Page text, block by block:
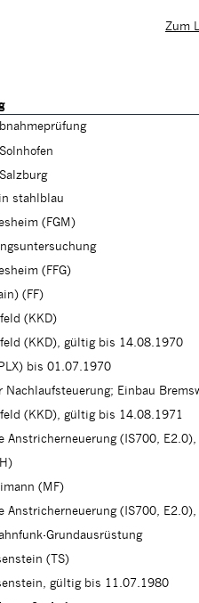
Zum
stahlblau
(FGM)
(FFG)
(FF)
(KKD)
(KKD), gültig bis 14.08.1970
bis 01.07.1970
Nachlaufsteuerung; Einbau
(KKD), gültig bis 14.08.1971
Anstricherneuerung (IS700, E2.0),
(MF)
Anstricherneuerung (IS700,
Grundausrüstung
(TS)
gültig bis 11.07.1980